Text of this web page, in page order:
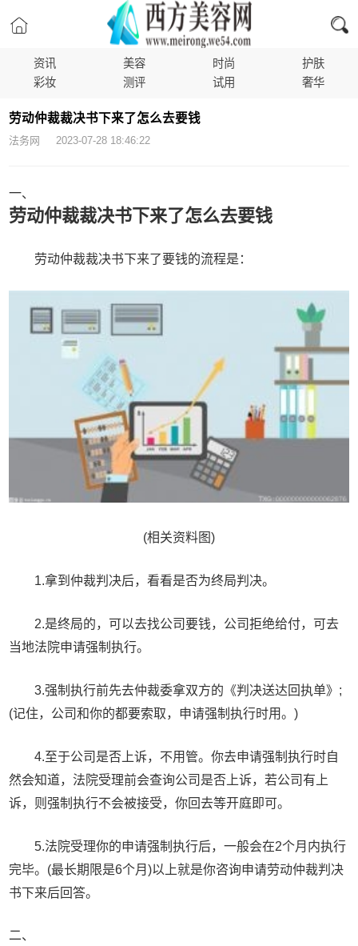
资讯 美容 时尚
护肤
彩妆
测评 试用 奢华
劳动仲裁裁决书下来了怎么去要钱
法务网 2023-07-28 18:46:22
一、
劳动仲裁裁决书下来了怎么去要钱
劳动仲裁裁决书下来了要钱的流程是：
(相关资料图)
1.拿到仲裁判决后，看看是否为终局判决。
2.是终局的，可以去找公司要钱，公司拒绝给付，可去
当地法院申请强制执行。
3.强制执行前先去仲裁委拿双方的《判决送达回执单》;
(记住，公司和你的都要索取，申请强制执行时用。)
4.至于公司是否上诉，不用管。你去申请强制执行时自
然会知道，法院受理前会查询公司是否上诉，若公司有上
诉，则强制执行不会被接受，你回去等开庭即可。
5.法院受理你的申请强制执行后，一般会在2个月内执行
完毕。(最长期限是6个月)以上就是你咨询申请劳动仲裁判决
书下来后回答。
二、